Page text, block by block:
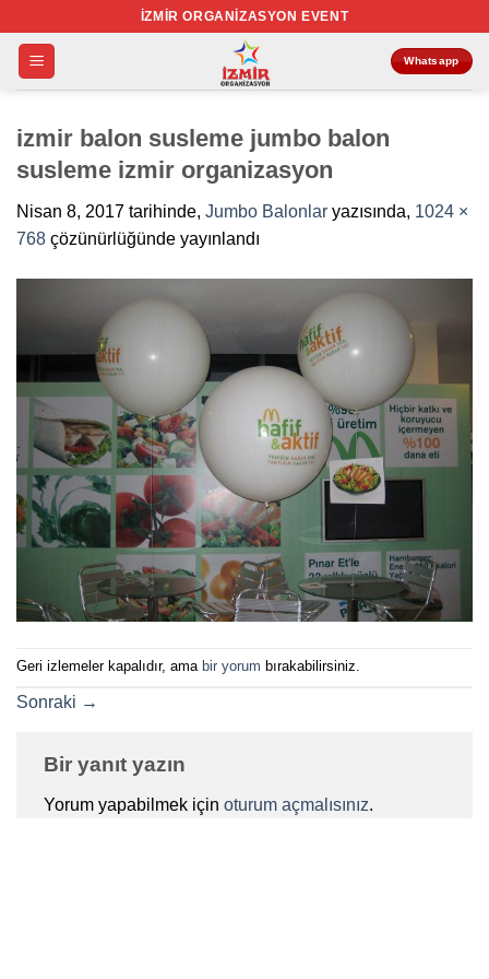
atla
İZMIR ORGANIZASYON EVENT
Whatsapp
izmir balon susleme jumbo balon
susleme izmir organizasyon
Nisan 8, 2017 tarihinde, Jumbo Balonlar yazısında, 1024 ×
768 çözünürlüğünde yayınlandı
Geri izlemeler kapalıdır, ama bir yorum bırakabilirsiniz.
Sonraki →
Bir yanıt yazın
Yorum yapabilmek için oturum açmalısınız.